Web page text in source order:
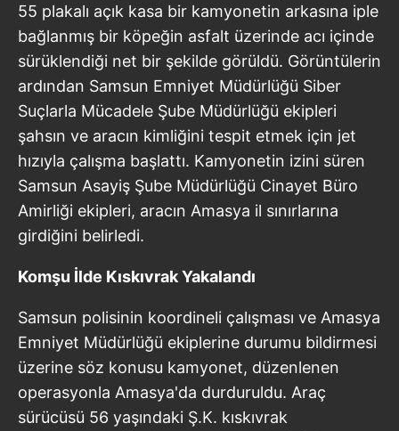
55 plakalı açık kasa bir kamyonetin arkasına iple
bağlanmış bir köpeğin asfalt üzerinde acı içinde
sürüklendiği net bir şekilde görüldü. Görüntülerin
ardından Samsun Emniyet Müdürlüğü Siber
Suçlarla Mücadele Şube Müdürlüğü ekipleri
şahsın ve aracın kimliğini tespit etmek için jet
hızıyla çalışma başlattı. Kamyonetin izini süren
Samsun Asayiş Şube Müdürlüğü Cinayet Büro
Amirliği ekipleri, aracın Amasya il sınırlarına
girdiğini belirledi.
Komşu İlde Kıskıvrak Yakalandı
Samsun polisinin koordineli çalışması ve Amasya
Emniyet Müdürlüğü ekiplerine durumu bildirmesi
üzerine söz konusu kamyonet, düzenlenen
operasyonla Amasya'da durduruldu. Araç
sürücüsü 56 yaşındaki Ş.K. kıskıvrak